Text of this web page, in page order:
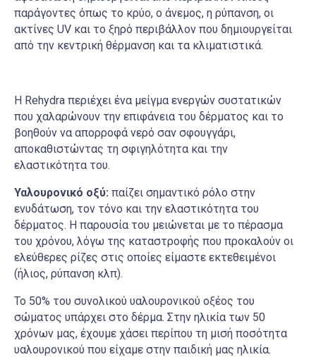
παράγοντες όπως το κρύο, ο άνεμος, η ρύπανση, οι
ακτίνες UV και το ξηρό περιβάλλον που δημιουργείται
από την κεντρική θέρμανση και τα κλιματιστικά.
H Rehydra περιέχει ένα μείγμα ενεργών συστατικών
που χαλαρώνουν την επιφάνεια του δέρματος και το
βοηθούν να απορροφά νερό σαν σφουγγάρι,
αποκαθιστώντας τη σφιγηλότητα και την
ελαστικότητα του.
Υαλουρονικό οξύ: παίζει σημαντικό ρόλο στην
ενυδάτωση, τον τόνο και την ελαστικότητα του
δέρματος. Η παρουσία του μειώνεται με το πέρασμα
του χρόνου, λόγω της καταστροφής που προκαλούν οι
ελεύθερες ρίζες στις οποίες είμαστε εκτεθειμένοι
(ήλιος, ρύπανση κλπ).
Το 50% του συνολικού υαλουρονικού οξέος του
σώματος υπάρχει στο δέρμα. Στην ηλικία των 50
χρόνων μας, έχουμε χάσει περίπου τη μισή ποσότητα
υαλουρονικού που είχαμε στην παιδική μας ηλικία.